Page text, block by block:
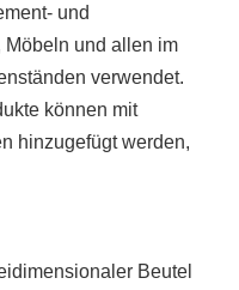
und
Möbeln und allen im
verwendet.
können mit
hinzugefügt werden,
Beutel